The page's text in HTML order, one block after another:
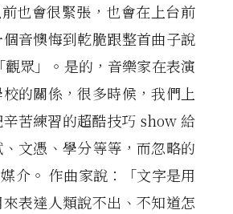
也會很緊張，也會在上台前
音懊悔到乾脆跟整首曲子說
眾」。是的，音樂家在表演
的關係，很多時候，我們上
苦練習的超酷技巧 show 給
文憑、學分等等，而忽略的
介。 作曲家說：「文字是用
表達人類說不出、不知道怎